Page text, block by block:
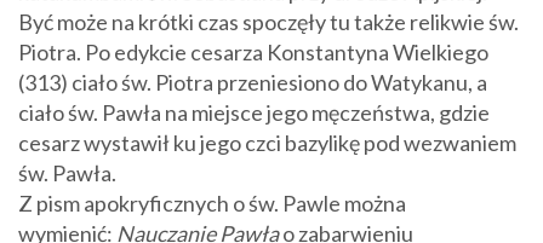
Być może na krótki czas spoczęły tu także relikwie św.
Piotra. Po edykcie cesarza Konstantyna Wielkiego
(313) ciało św. Piotra przeniesiono do Watykanu, a
ciało św. Pawła na miejsce jego męczeństwa, gdzie
cesarz wystawił ku jego czci bazylikę pod wezwaniem
św. Pawła.
Z pism apokryficznych o św. Pawle można
wymienić: Nauczanie Pawłao zabarwieniu